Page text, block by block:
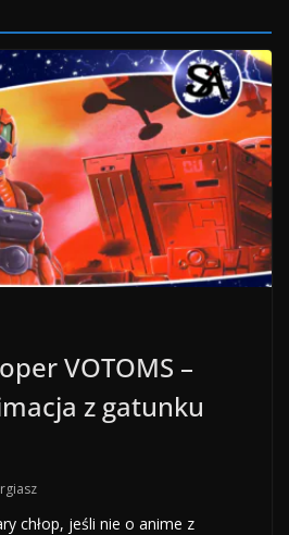
VOTOMS –
z gatunku
chłop, jeśli nie o anime z